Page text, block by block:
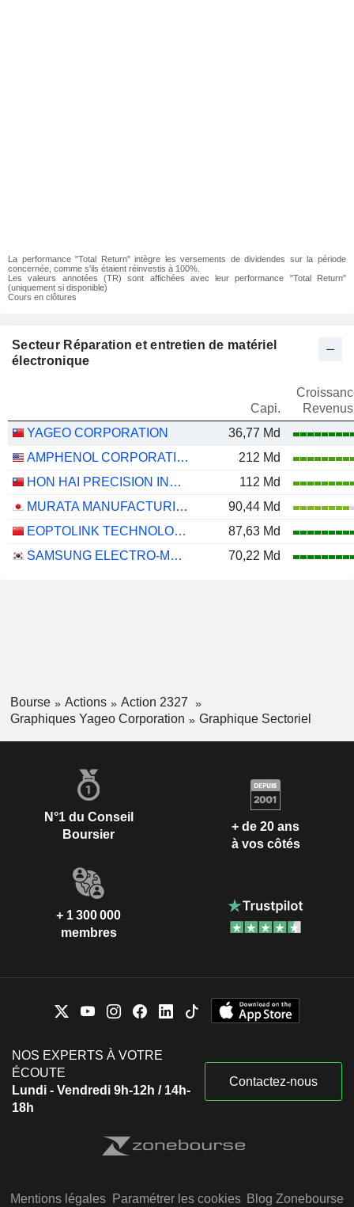
La performance "Total Return" intègre les versements de dividendes sur la période
concernée, comme s'ils étaient réinvestis à 100%.
Les valeurs annotées (TR) sont affichées avec leur performance "Total Return"
(uniquement si disponible)
Cours en clôtures
Secteur Réparation et entretien de matériel
électronique
Capi.
Revenus
YAGEO CORPORATION
36,77 Md
AMPHENOL CORPORATION
212 Md
HON HAI PRECISION INDUSTRY CO., LTD.
112 Md
MURATA MANUFACTURING CO., LTD.
90,44 Md
EOPTOLINK TECHNOLOGY INC., LTD.
87,63 Md
SAMSUNG ELECTRO-MECHANICS CO., LTD.
70,22 Md
Bourse Actions
Action 2327
Graphiques Yageo Corporation
Graphique Sectoriel
N°1 du Conseil
Boursier
+ de 20 ans
à vos côtés
+ 1 300 000
membres
NOS EXPERTS À VOTRE
ÉCOUTE
Lundi - Vendredi 9h-12h / 14h-
18h
Contactez-nous
Mentions légales Paramétrer les cookies Blog Zonebourse